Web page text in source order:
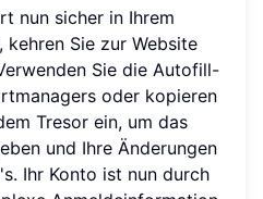
nun sicher in Ihrem
Sie zur Website
Sie die Autofill-
oder kopieren
Tresor ein, um das
und Ihre Änderungen
Ihr Konto ist nun durch